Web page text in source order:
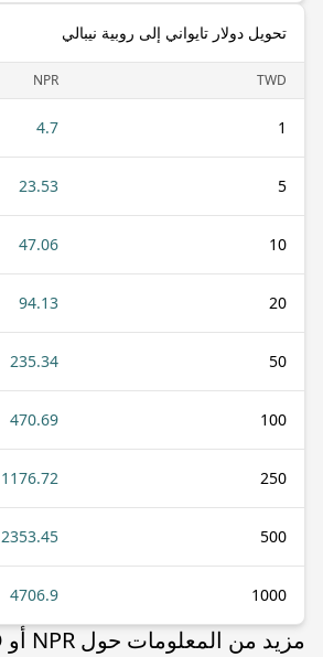
تحويل دولار تايواني إلى روبية نيبالي
TWD
NPR
1
4.7
5
23.53
10
47.06
20
94.13
50
235.34
100
470.69
250
1176.72
500
2353.45
1000
4706.9
مزيد من المعلومات حول NPR أو TWD